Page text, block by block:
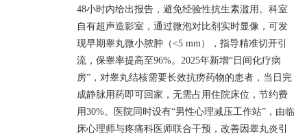
48小时内给出报告，避免经验性抗生素滥用。科室
自有超声造影室，通过微泡对比剂实时显像，可发
现早期睾丸微小脓肿（<5 mm），指导精准切开引
流，保睾率提高至96%。2025年新增“日间化疗病
房”，对睾丸结核需要长效抗痨药物的患者，当日完
成静脉用药即可回家，无需占用住院床位，节约费
用30%。医院同时设有“男性心理减压工作站”，由临
床心理师与疼痛科医师联合干预，改善因睾丸炎引